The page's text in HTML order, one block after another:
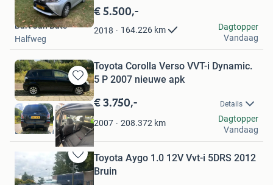
in
Mijn
Favorieten
€ 5.500,-
2018 164.226 km
Bart Jan Bats
Halfweg
Dagtopper
Vandaag
Bewaren
in
Mijn
Favorieten
Toyota Corolla Verso VVT-i Dynamic.
5 P 2007 nieuwe apk
€ 3.750,- Details
2007 208.372 km
Moosdijkantiek
Eindhoven
Dagtopper
Vandaag
Bewaren
in
Toyota Aygo 1.0 12V Vvt-i 5DRS 2012
Bruin